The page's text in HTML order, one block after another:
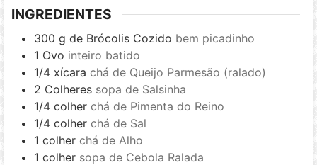
INGREDIENTES
300 g de Brócolis Cozido bem picadinho
1 Ovo inteiro batido
1/4 xícara chá de Queijo Parmesão (ralado)
2 Colheres sopa de Salsinha
1/4 colher chá de Pimenta do Reino
1/4 colher chá de Sal
1 colher chá de Alho
1 colher sopa de Cebola Ralada